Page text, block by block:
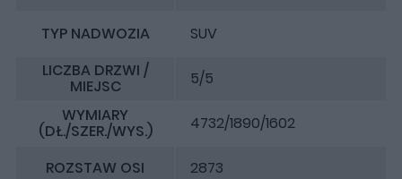
TYP NADWOZIA
SUV
LICZBA DRZWI /
MIEJSC
5/5
WYMIARY
(DŁ./SZER./WYS.) 4732/1890/1602
ROZSTAW OSI
2873